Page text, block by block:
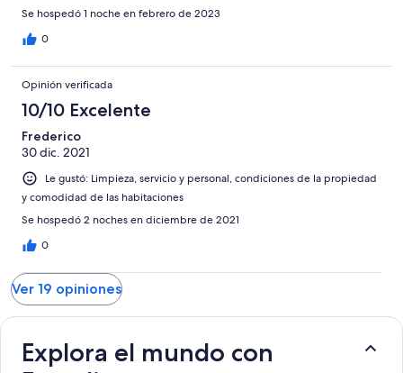
Se hospedó 1 noche en febrero de 2023
0
Opinión verificada
10/10 Excelente
Frederico
30 dic. 2021
Le gustó: Limpieza, servicio y personal, condiciones de la propiedad
y comodidad de las habitaciones
Se hospedó 2 noches en diciembre de 2021
0
Ver 19 opiniones
Explora el mundo con